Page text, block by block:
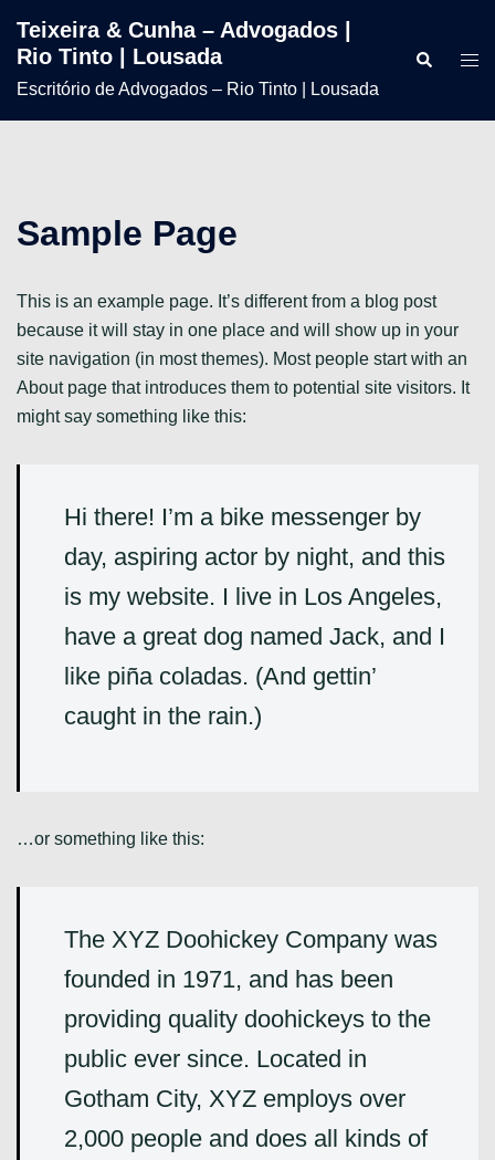
Teixeira & Cunha – Advogados |
Rio Tinto | Lousada
Escritório de Advogados – Rio Tinto | Lousada
Ação e Dinamismo
Ao Serviço da Advocacia desde 2005
Credibilidade e Rigor
Valorizamos a Relação de Confiança e Lealdade com
Superação e Dedicação
Acompanhamento Diário aos Nossos Clientes
Transparência e
Assertividade
Sample Page
This is an example page. It’s different from a blog post
because it will stay in one place and will show up in your
site navigation (in most themes). Most people start with an
About page that introduces them to potential site visitors. It
might say something like this:
Hi there! I’m a bike messenger by
day, aspiring actor by night, and this
is my website. I live in Los Angeles,
have a great dog named Jack, and I
like piña coladas. (And gettin’
caught in the rain.)
…or something like this:
The XYZ Doohickey Company was
founded in 1971, and has been
providing quality doohickeys to the
public ever since. Located in
Gotham City, XYZ employs over
2,000 people and does all kinds of